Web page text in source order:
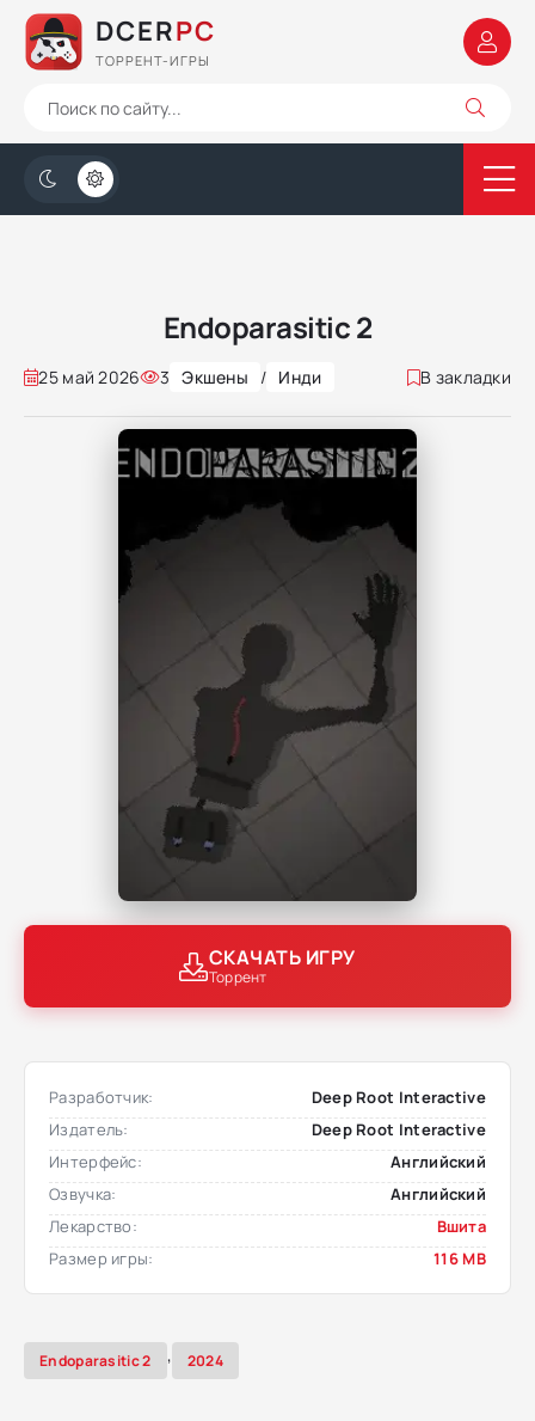
DCERPC
ТОРРЕНТ-ИГРЫ
Endoparasitic 2
25 май 2026 3 Экшены / Инди В закладки
СКАЧАТЬ ИГРУ
Торрент
Разработчик:
Deep Root Interactive
Издатель:
Deep Root Interactive
Интерфейс:
Английский
Озвучка:
Английский
Лекарство:
Вшита
Размер игры:
116 MB
Endoparasitic 2 , 2024